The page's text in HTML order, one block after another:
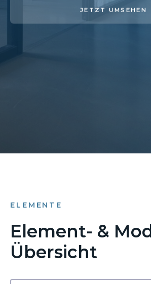
JETZT UMSEHEN
ELEMENTE
Element- &
Übersicht